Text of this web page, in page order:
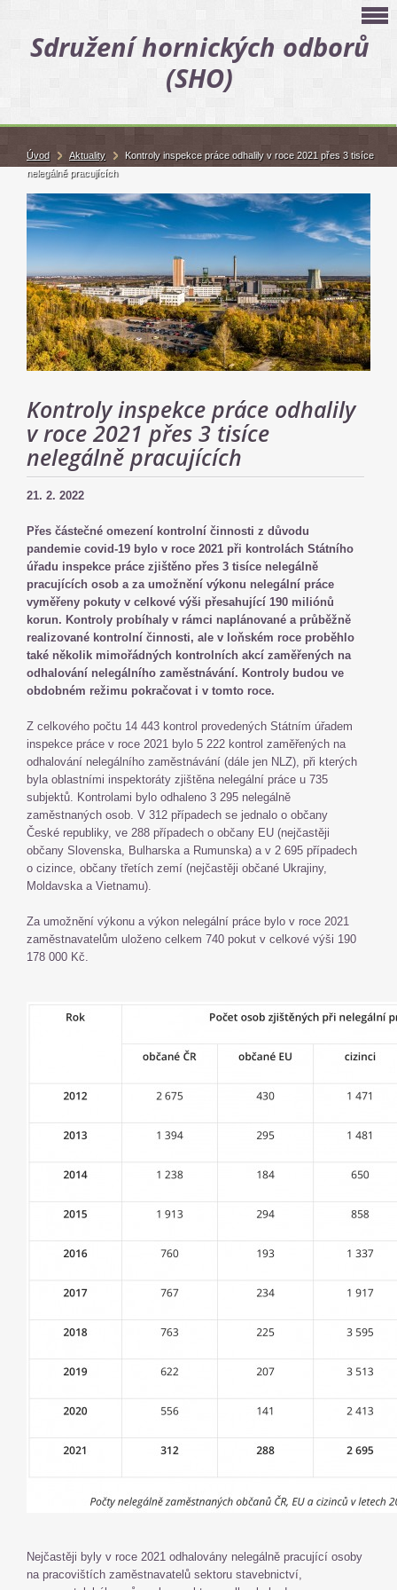
Sdružení hornických odborů
(SHO)
Kontroly inspekce práce odhalily
v roce 2021 přes 3 tisíce
nelegálně pracujících
21. 2. 2022
Přes částečné omezení kontrolní činnosti z důvodu
pandemie covid-19 bylo v roce 2021 při kontrolách Státního
úřadu inspekce práce zjištěno přes 3 tisíce nelegálně
pracujících osob a za umožnění výkonu nelegální práce
vyměřeny pokuty v celkové výši přesahující 190 miliónů
korun. Kontroly probíhaly v rámci naplánované a průběžně
realizované kontrolní činnosti, ale v loňském roce proběhlo
také několik mimořádných kontrolních akcí zaměřených na
odhalování nelegálního zaměstnávání. Kontroly budou ve
obdobném režimu pokračovat i v tomto roce.
Z celkového počtu 14 443 kontrol provedených Státním úřadem
inspekce práce v roce 2021 bylo 5 222 kontrol zaměřených na
odhalování nelegálního zaměstnávání (dále jen NLZ), při kterých
byla oblastními inspektoráty zjištěna nelegální práce u 735
subjektů. Kontrolami bylo odhaleno 3 295 nelegálně
zaměstnaných osob. V 312 případech se jednalo o občany
České republiky, ve 288 případech o občany EU (nejčastěji
občany Slovenska, Bulharska a Rumunska) a v 2 695 případech
o cizince, občany třetích zemí (nejčastěji občané Ukrajiny,
Moldavska a Vietnamu).
Za umožnění výkonu a výkon nelegální práce bylo v roce 2021
zaměstnavatelům uloženo celkem 740 pokut v celkové výši 190
178 000 Kč.
Nejčastěji byly v roce 2021 odhalovány nelegálně pracující osoby
na pracovištích zaměstnavatelů sektoru stavebnictví,
Úvod Aktuality
Kontroly inspekce práce odhalily v roce 2021 přes 3 tisíce
nelegálně pracujících